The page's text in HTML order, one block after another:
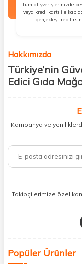
Tüm alışverişlerinizde
veya kredi kartı ile
Hakkımızda
Türkiye’nin
Edici Gıda
kişisel bakım hem de
buluşturuyoruz. Artık
ihtiyacınız olan her şeyi
%100 orijinal kozmetik
vücudunuzu
minerallere kadar
sunuyoruz.
buluşturuyor ve online
Sağlık, güzellik ve iyi
Kampanya ve
Takipçilerimize özel
Popüler Ürünler